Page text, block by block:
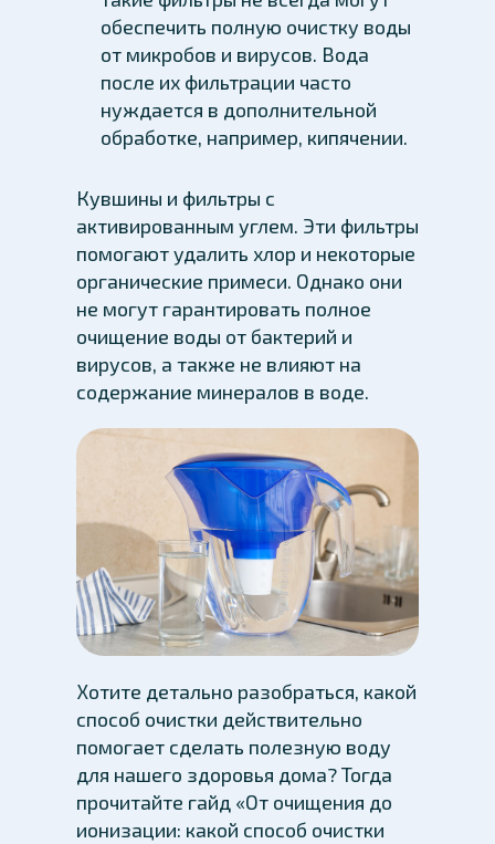
обеспечить полную очистку воды
от микробов и вирусов. Вода
после их фильтрации часто
нуждается в дополнительной
обработке, например, кипячении.
Кувшины и фильтры с
активированным углем. Эти фильтры
помогают удалить хлор и некоторые
органические примеси. Однако они
не могут гарантировать полное
очищение воды от бактерий и
вирусов, а также не влияют на
содержание минералов в воде.
Хотите детально разобраться, какой
способ очистки действительно
помогает сделать полезную воду
для нашего здоровья дома? Тогда
прочитайте гайд «От очищения до
ионизации: какой способ очистки